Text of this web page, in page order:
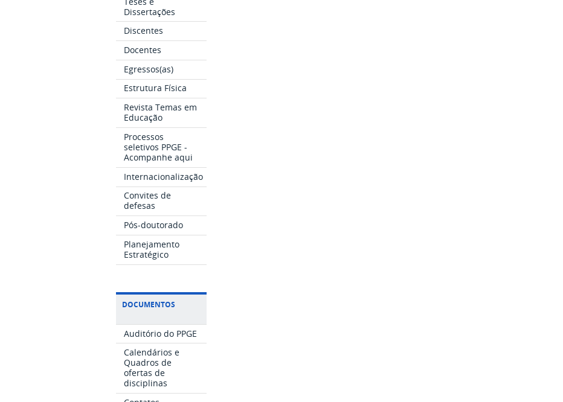
Dissertações
Discentes
Docentes
Egressos(as)
Estrutura Física
Revista Temas em
Educação
Processos
seletivos PPGE -
Acompanhe aqui
Internacionalização
Convites de
defesas
Pós-doutorado
Planejamento
Estratégico
DOCUMENTOS
Auditório do PPGE
Calendários e
Quadros de
ofertas de
disciplinas